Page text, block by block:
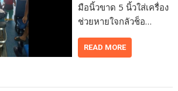
มือนิ้วขาด 5 นิ้วใส่เครื่อง
ช่วยหายใจกลัวช็อ…
READ MORE